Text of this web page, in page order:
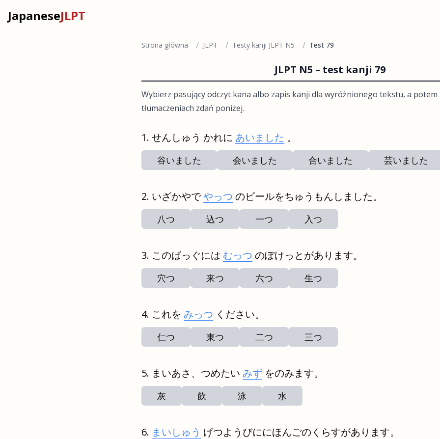
JapaneseJLPT
Strona główna / JLPT / Testy kanji JLPT N5 / Test 79
JLPT N5 – test kanji 79
Wybierz pasujący odczyt kana albo zapis kanji dla wyróżnionego tekstu, a potem
tłumaczeniach zdań poniżej.
せんしゅう かれに あいました 。
谷いました 会いました 合いました 芸いました
いざかやでやっつ のビールをちゅうもんしました。
八つ 込つ 一つ 入つ
このばっぐには むっつ のぽけっとがあります。
穴つ 来つ 六つ 生つ
これを みっつ ください。
仁つ 東つ 二つ 三つ
まいあさ、つめたい みず をのみます。
灰 飲 泳 水
まいしゅう げつようびににほんごのくらすがあります。